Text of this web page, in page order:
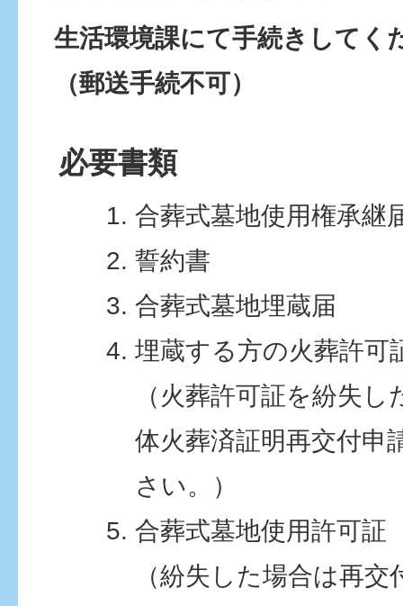
生活環境課にて手続きしてく
（郵送手続不可）
必要書類
合葬式墓地使用権承継
誓約書
合葬式墓地埋蔵届
埋蔵する方の火葬許可
（火葬許可証を紛失
体火葬済証明再交付申
さい。）
合葬式墓地使用許可証
（紛失した場合は再